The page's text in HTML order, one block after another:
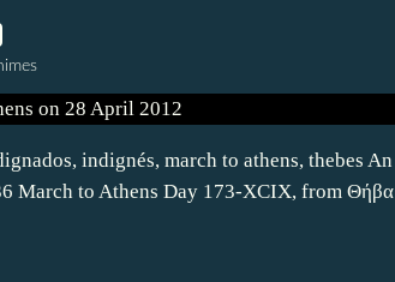
indignés, march to athens, thebes An
March to Athens Day 173-XCIX, from Θήβα